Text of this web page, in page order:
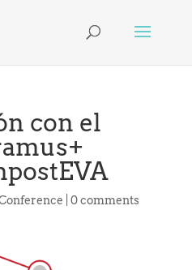
con el
0 comments